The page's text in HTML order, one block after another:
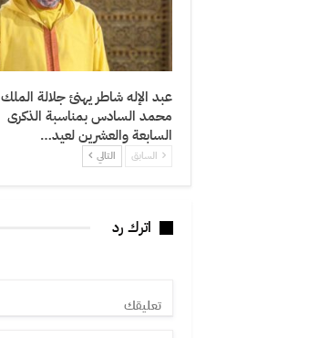
عبد الإله شاطر يهنئ جلالة الملك
محمد السادس بمناسبة الذكرى
السابعة والعشرين لعيد…
السابق التالي
اترك رد